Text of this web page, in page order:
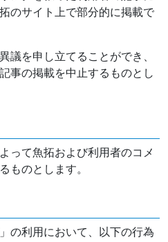
のサイト上で部分的に掲載で
議を申し立てることができ、
事の掲載を中止するものとし
って魚拓および利用者のコメ
ものとします。
の利用において、以下の行為